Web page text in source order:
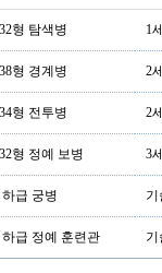
형 탐색병 1
형 경계병 2
형 전투병 2
형 정예 보병 3
급 궁병 기
하급 정예 훈련관 기